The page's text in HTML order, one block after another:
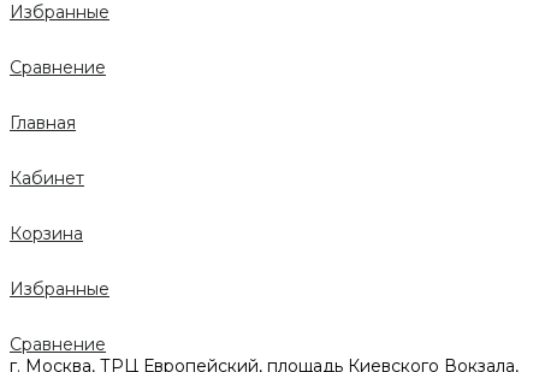
Избранные
Сравнение
Главная
Кабинет
Корзина
Избранные
Сравнение
г. Москва, ТРЦ Европейский, площадь Киевского Вокзала,